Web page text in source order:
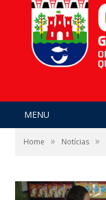
MENU
Home » Notícias »